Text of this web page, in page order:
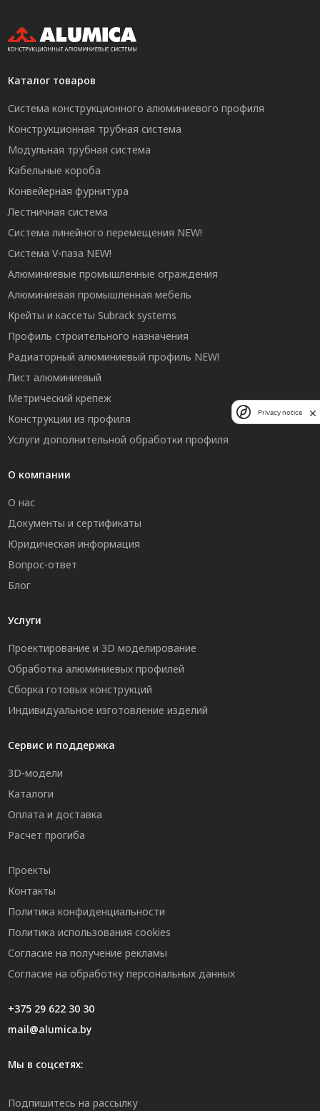
Каталог товаров
Система конструкционного алюминиевого профиля
Конструкционная трубная система
Модульная трубная система
Кабельные короба
Конвейерная фурнитура
Лестничная система
Система линейного перемещения NEW!
Система V-паза NEW!
Алюминиевые промышленные ограждения
Алюминиевая промышленная мебель
Крейты и кассеты Subrack systems
Профиль строительного назначения
Радиаторный алюминиевый профиль NEW!
Лист алюминиевый
Метрический крепеж
Конструкции из профиля
Услуги дополнительной обработки профиля
О компании
О нас
Документы и сертификаты
Юридическая информация
Вопрос-ответ
Блог
Услуги
Проектирование и 3D моделирование
Обработка алюминиевых профилей
Сборка готовых конструкций
Индивидуальное изготовление изделий
Сервис и поддержка
3D-модели
Каталоги
Оплата и доставка
Расчет прогиба
Проекты
Контакты
Политика конфиденциальности
Политика использования cookies
Согласие на получение рекламы
Согласие на обработку персональных данных
+375 29 622 30 30
mail@alumica.by
Мы в соцсетях:
Подпишитесь на рассылку
Privacy notice